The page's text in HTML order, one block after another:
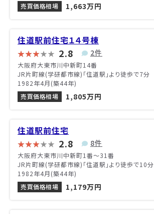
売買価格相場 1,663万円
住道駅前住宅１４号棟
2.8 2件
大阪府大東市川中新町14番
JR片町線(学研都市線)「住道駅」より徒歩で7分
1982年4月(築44年)
売買価格相場
1,805万円
住道駅前住宅
2.8 8件
大阪府大東市川中新町1番〜31番
JR片町線(学研都市線)「住道駅」より徒歩で10分
1982年4月(築44年)
売買価格相場
1,179万円